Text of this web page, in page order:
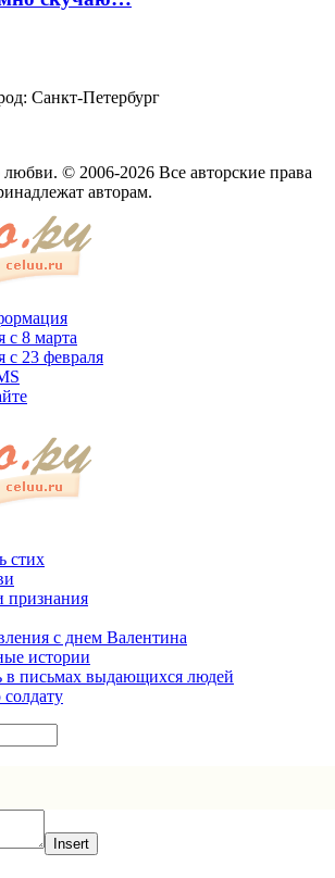
Санкт-Петербург
© 2006-2026 Все авторские права
авторам.
с 8 марта
с 23 февраля
стих
признания
с днем Валентина
истории
письмах выдающихся людей
Insert